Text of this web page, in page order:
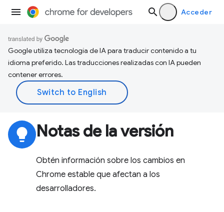
Acceder
Google utiliza tecnología de IA para traducir contenido a tu
idioma preferido. Las traducciones realizadas con IA pueden
contener errores.
lightbulb Notas de la versión
Obtén información sobre los cambios en
Chrome estable que afectan a los
desarrolladores.